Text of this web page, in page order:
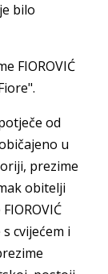
bilo
FIOROVIĆ
od
u
prezime
obitelji
cvijećem i